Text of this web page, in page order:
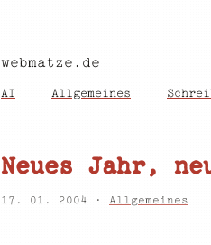
webmatze.de
AI Allgemeines
Neues Jahr,
17. 01. 2004 · Allgemeines